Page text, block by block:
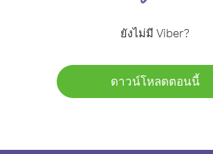
ยังไม่มี Viber?
ดาวน์โหลดตอนนี้